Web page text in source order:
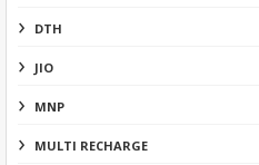
DTH
JIO
MNP
MULTI RECHARGE